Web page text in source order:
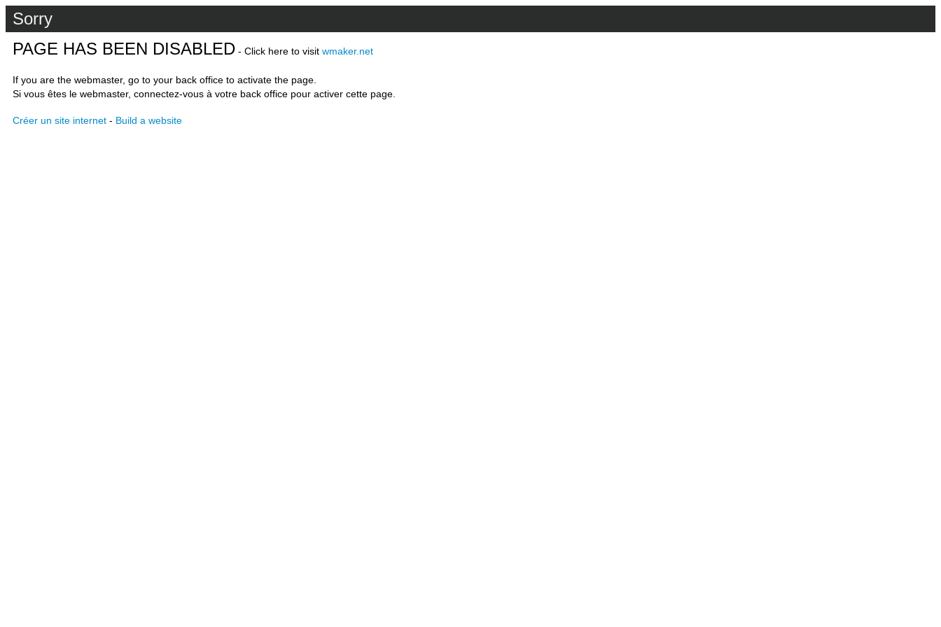
Sorry
PAGE HAS BEEN DISABLED - Click here to visit wmaker.net
If you are the webmaster, go to your back office to activate the page.
Si vous êtes le webmaster, connectez-vous à votre back office pour activer cette page.
Créer un site internet - Build a website